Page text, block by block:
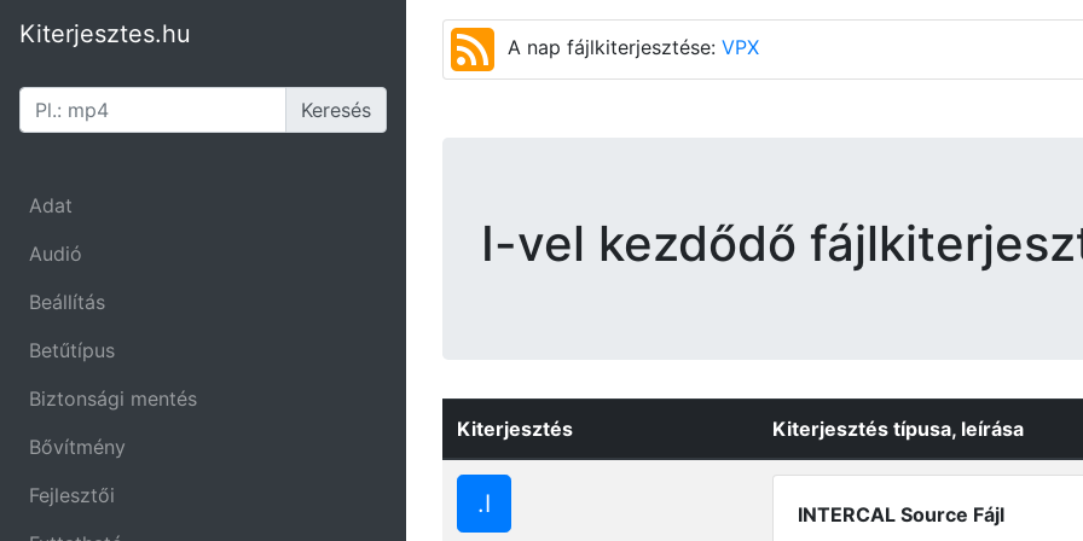
Kiterjesztes.hu
Keresés
Adat
Audió
Beállítás
Betűtípus
Biztonsági mentés
Bővítmény
Fejlesztői
A nap fájlkiterjesztése: VPX
I-vel kezdődő
Kiterjesztés Kiterjesztés típusa, leírása
.I INTERCAL Source Fájl